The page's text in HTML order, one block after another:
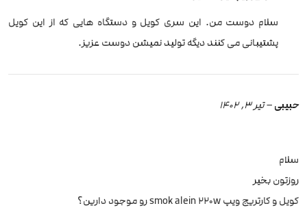
سلام دوست من. این سری کویل و دستگاه هایی که از این کویل
پشتیبانی می کنند دیگه تولید نمیشن دوست عزیز.
حبیبی–تیر 3, 1402
سلام
روزتون بخیر
کویل و کارتریج ویپ smok alein 220w رو موجود دارین؟